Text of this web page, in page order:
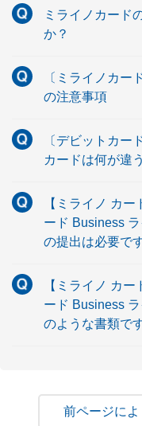
ミライノカード
か？
〔ミライノカー
の注意事項
〔デビットカー
カードは何が違
【ミライノ カ
ード Business
の提出は必要で
【ミライノ カ
ード Business
のような書類で